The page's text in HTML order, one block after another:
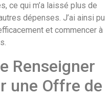
ce qui m’a laissé plus de
dépenses. J’ai ainsi pu
et commencer à
Renseigner
une Offre de